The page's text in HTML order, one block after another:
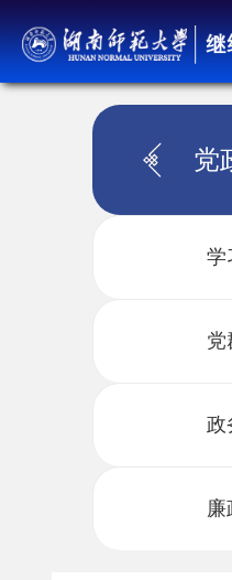
党
学
党
政
廉